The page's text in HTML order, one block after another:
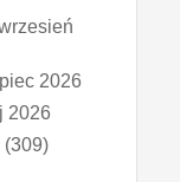
2026
2026
(309)